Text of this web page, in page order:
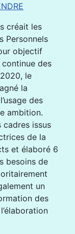
créait les
Personnels
objectif
des
le
la
des
ambition.
cadres issus
de la
et élaboré 6
besoins de
un
des